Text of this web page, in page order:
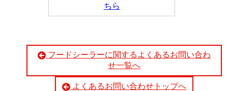
ちら
フードシーラーに関するよくあるお問い合わ
せ一覧へ
よくあるお問い合わせトップへ